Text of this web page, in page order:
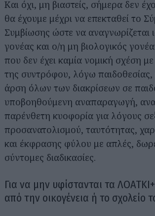
Και όχι, μη βιαστείς, σήμερα δεν
θα έχουμε μέχρι να επεκταθεί το
Συμβίωσης ώστε να αναγνωρίζεται
γονέας και ο/η μη βιολογικός
που δεν έχει καμία νομική σχέση
της συντρόφου, λόγω παιδοθεσίας,
άρση όλων των διακρίσεων σε
υποβοηθούμενη αναπαραγωγή,
παρένθετη κυοφορία για λόγους
προσανατολισμού, ταυτότητας,
και έκφρασης φύλου με απλές,
σύντομες διαδικασίες.
Για να μην υφίστανται τα
από την οικογένεια ή το σχολείο